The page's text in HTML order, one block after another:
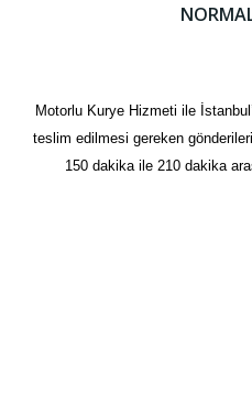
Motorlu Kurye Hizmeti ile
teslim edilmesi gereken
150 dakika ile 210 dakika